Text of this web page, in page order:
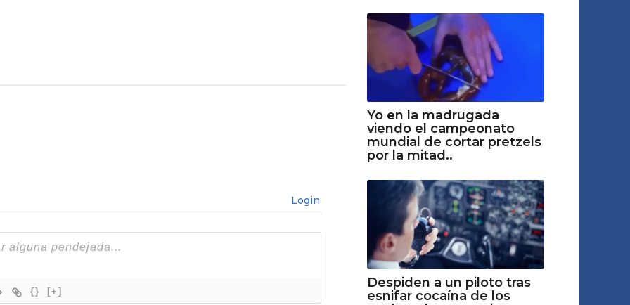
Login
{} [+]
Yo en la madrugada
viendo el campeonato
mundial de cortar pretzels
por la mitad..
Despiden a un piloto tras
esnifar cocaína de los